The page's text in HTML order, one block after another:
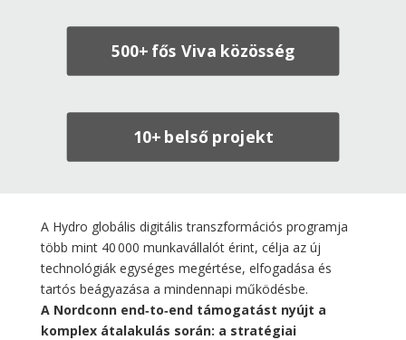
500+ fős Viva közösség
10+ belső projekt
A Hydro globális digitális transzformációs programja
több mint 40 000 munkavállalót érint, célja az új
technológiák egységes megértése, elfogadása és
tartós beágyazása a mindennapi működésbe.
A Nordconn end‑to‑end támogatást nyújt a
komplex átalakulás során: a stratégiai